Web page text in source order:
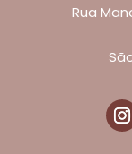
Rua